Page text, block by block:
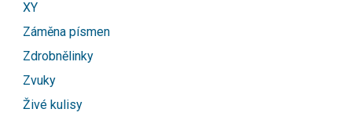
XY
Záměna písmen
Zdrobnělinky
Zvuky
Živé kulisy